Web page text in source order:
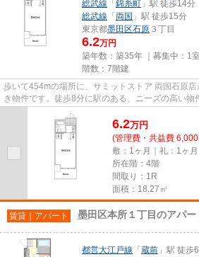
総武線 「 錦糸町 」駅 徒歩14分
総武線 「 両国 」駅 徒歩15分
東京都墨田区石原 ３丁目
6.2万円
築年数：築35年 ｜募集中： 1室
階数：7階建
歩いて454mの場所に、サミットストア 両国石原
き物件です。徒歩8分に駅のある、ニーズの高い物
6.2万円
(管理費・共益費
敷：1ヶ月｜礼：1ヶ月
所在階：4階
間取り：1R
面積：18.27㎡
賃貸｜アパート 墨田区本所１丁目のアパー
都営大江戸線 「 蔵前 」駅 徒歩